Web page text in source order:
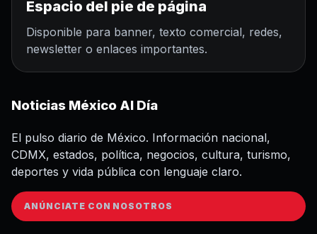
Espacio del pie de página
Disponible para banner, texto comercial, redes,
newsletter o enlaces importantes.
Noticias México Al Día
El pulso diario de México. Información nacional,
CDMX, estados, política, negocios, cultura, turismo,
deportes y vida pública con lenguaje claro.
ANÚNCIATE CON NOSOTROS